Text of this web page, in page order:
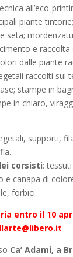
all’eco-
piante tintorie;
seta;
e raccolta
dalle piante
raccolti sui
stampe in
in chiaro,
supporti,
corsisti:
e canapa di
forbici.
entro il 10
Ca’ Adami, a